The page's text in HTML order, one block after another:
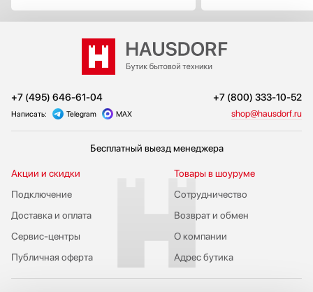
+7 (495) 646-61-04 +7 (800) 333-10-52
Написать: Telegram MAX shop@hausdorf.ru
Бесплатный выезд менеджера
Акции и скидки
Подключение
Публичная оферта
Сервис-центры
Доставка и оплата
Сотрудничество
Возврат и обмен
Товары в шоуруме
О компании
Адрес бутика